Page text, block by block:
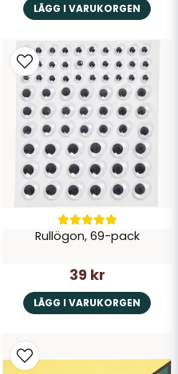
LÄGG I VARUKORGEN
Rullögon, 69-pack
39 kr
LÄGG I VARUKORGEN